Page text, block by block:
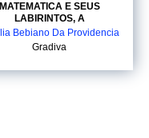
MATEMATICA E SEUS
LABIRINTOS, A
Bebiano Da Providencia
Gradiva